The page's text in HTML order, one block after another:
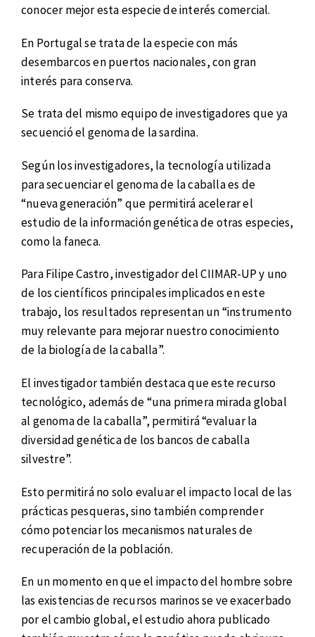
conocer mejor esta especie de interés comercial.
En Portugal se trata de la especie con más
desembarcos en puertos nacionales, con gran
interés para conserva.
Se trata del mismo equipo de investigadores que ya
secuenció el genoma de la sardina.
Según los investigadores, la tecnología utilizada
para secuenciar el genoma de la caballa es de
“nueva generación” que permitirá acelerar el
estudio de la información genética de otras especies,
como la faneca.
Para Filipe Castro, investigador del CIIMAR-UP y uno
de los científicos principales implicados en este
trabajo, los resultados representan un “instrumento
muy relevante para mejorar nuestro conocimiento
de la biología de la caballa”.
El investigador también destaca que este recurso
tecnológico, además de “una primera mirada global
al genoma de la caballa”, permitirá “evaluar la
diversidad genética de los bancos de caballa
silvestre”.
Esto permitirá no solo evaluar el impacto local de las
prácticas pesqueras, sino también comprender
cómo potenciar los mecanismos naturales de
recuperación de la población.
En un momento en que el impacto del hombre sobre
las existencias de recursos marinos se ve exacerbado
por el cambio global, el estudio ahora publicado